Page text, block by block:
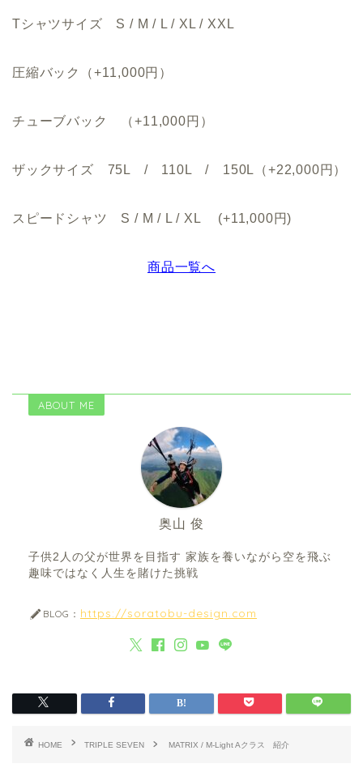
Tシャツサイズ S / M / L / XL / XXL
圧縮バック（+11,000円）
チューブバック （+11,000円）
ザックサイズ 75L / 110L / 150L（+22,000円）
スピードシャツ S / M / L / XL (+11,000円)
商品一覧へ
ABOUT ME
奥山 俊
子供2人の父が世界を目指す 家族を養いながら空を飛ぶ
趣味ではなく人生を賭けた挑戦
BLOG： https://soratobu-design.com
HOME TRIPLE SEVEN MATRIX / M-Light Aクラス 紹介